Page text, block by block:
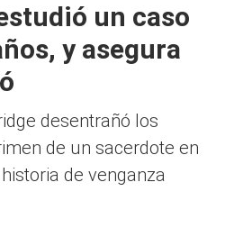
un caso
y asegura
desentrañó los
de un sacerdote en
de venganza